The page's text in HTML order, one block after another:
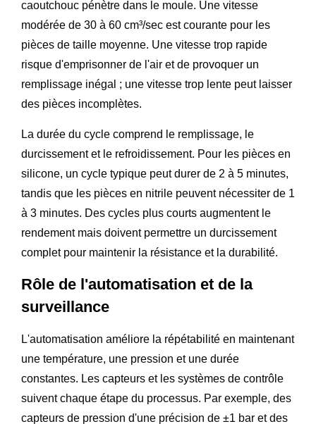
caoutchouc pénètre dans le moule. Une vitesse
modérée de 30 à 60 cm³/sec est courante pour les
pièces de taille moyenne. Une vitesse trop rapide
risque d'emprisonner de l'air et de provoquer un
remplissage inégal ; une vitesse trop lente peut laisser
des pièces incomplètes.
La durée du cycle comprend le remplissage, le
durcissement et le refroidissement. Pour les pièces en
silicone, un cycle typique peut durer de 2 à 5 minutes,
tandis que les pièces en nitrile peuvent nécessiter de 1
à 3 minutes. Des cycles plus courts augmentent le
rendement mais doivent permettre un durcissement
complet pour maintenir la résistance et la durabilité.
Rôle de l'automatisation et de la
surveillance
L'automatisation améliore la répétabilité en maintenant
une température, une pression et une durée
constantes. Les capteurs et les systèmes de contrôle
suivent chaque étape du processus. Par exemple, des
capteurs de pression d'une précision de ±1 bar et des